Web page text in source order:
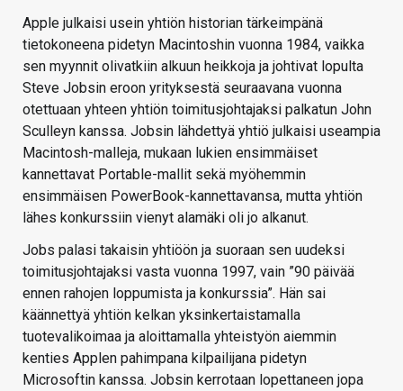
Apple julkaisi usein yhtiön historian tärkeimpänä
tietokoneena pidetyn Macintoshin vuonna 1984, vaikka
sen myynnit olivatkiin alkuun heikkoja ja johtivat lopulta
Steve Jobsin eroon yrityksestä seuraavana vuonna
otettuaan yhteen yhtiön toimitusjohtajaksi palkatun John
Sculleyn kanssa. Jobsin lähdettyä yhtiö julkaisi useampia
Macintosh-malleja, mukaan lukien ensimmäiset
kannettavat Portable-mallit sekä myöhemmin
ensimmäisen PowerBook-kannettavansa, mutta yhtiön
lähes konkurssiin vienyt alamäki oli jo alkanut.
Jobs palasi takaisin yhtiöön ja suoraan sen uudeksi
toimitusjohtajaksi vasta vuonna 1997, vain ”90 päivää
ennen rahojen loppumista ja konkurssia”. Hän sai
käännettyä yhtiön kelkan yksinkertaistamalla
tuotevalikoimaa ja aloittamalla yhteistyön aiemmin
kenties Applen pahimpana kilpailijana pidetyn
Microsoftin kanssa. Jobsin kerrotaan lopettaneen jopa